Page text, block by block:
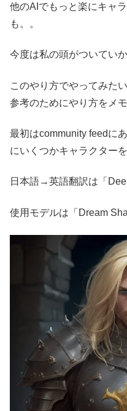
他のAIでもっと楽にキャ
も。。
今度は私の頭がついていか
このやり方でやってみた
参考のためにやり方をメモ
最初はcommunity feedに
にいくつかキャラクター
日本語→英語翻訳は「
使用モデルは「Dream